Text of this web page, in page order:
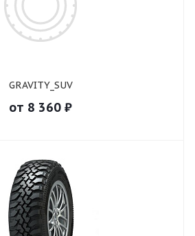
GRAVITY_SUV
от 8 360 ₽